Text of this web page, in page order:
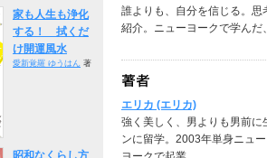
誰よりも、自分を信じる。
紹介。ニューヨークで学んだ
エリカ (エリカ)
強く美しく、男よりも男前に
ンに留学。2003年単身ニュ
家も人生も浄化
する！ 拭くだ
け開運風水
愛新覚羅 ゆうはん 著
昭和なくらし方